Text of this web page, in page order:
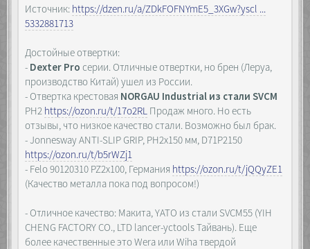
Источник: https://dzen.ru/a/ZDkFOFNYmE5_3XGw?yscl ...
5332881713
Достойные отвертки:
- Dexter Proсерии. Отличные отвертки, но брен (Леруа,
производство Китай) ушел из России.
- Отвертка крестовая NORGAU Industrial из стали SVCM
PH2 https://ozon.ru/t/17o2RL Продаж много. Но есть
отзывы, что низкое качество стали. Возможно был брак.
- Jonnesway ANTI-SLIP GRIP, PH2x150 мм, D71P2150
https://ozon.ru/t/b5rWZj1
- Felo 90120310 PZ2х100, Германия https://ozon.ru/t/jQQyZE1
(Качество металла пока под вопросом!)
- Отличное качество: Макита, YATO из стали SVCM55 (YIH
CHENG FACTORY CO., LTD lancer-yctools Тайвань). Еще
более качественные это Wera или Wiha твердой